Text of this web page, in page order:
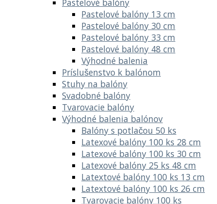
Pastelové balóny 13 cm
Pastelové balóny 30 cm
Pastelové balóny 33 cm
Pastelové balóny 48 cm
Výhodné balenia
Príslušenstvo k balónom
Stuhy na balóny
Svadobné balóny
Tvarovacie balóny
Výhodné balenia balónov
Balóny s potlačou 50 ks
Latexové balóny 100 ks 28 cm
Latexové balóny 100 ks 30 cm
Latexové balóny 25 ks 48 cm
Latextové balóny 100 ks 13 cm
Latextové balóny 100 ks 26 cm
Tvarovacie balóny 100 ks